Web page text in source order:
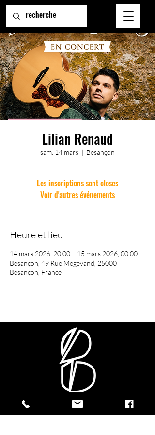
Lilian Renaud
sam. 14 mars
  |
Besançon
Les inscriptions sont closes
Voir d'autres événements
Heure et lieu
14 mars 2026, 20:00 – 15 mars 2026, 00:00
Besançon, 49 Rue Megevand, 25000
Besançon, France